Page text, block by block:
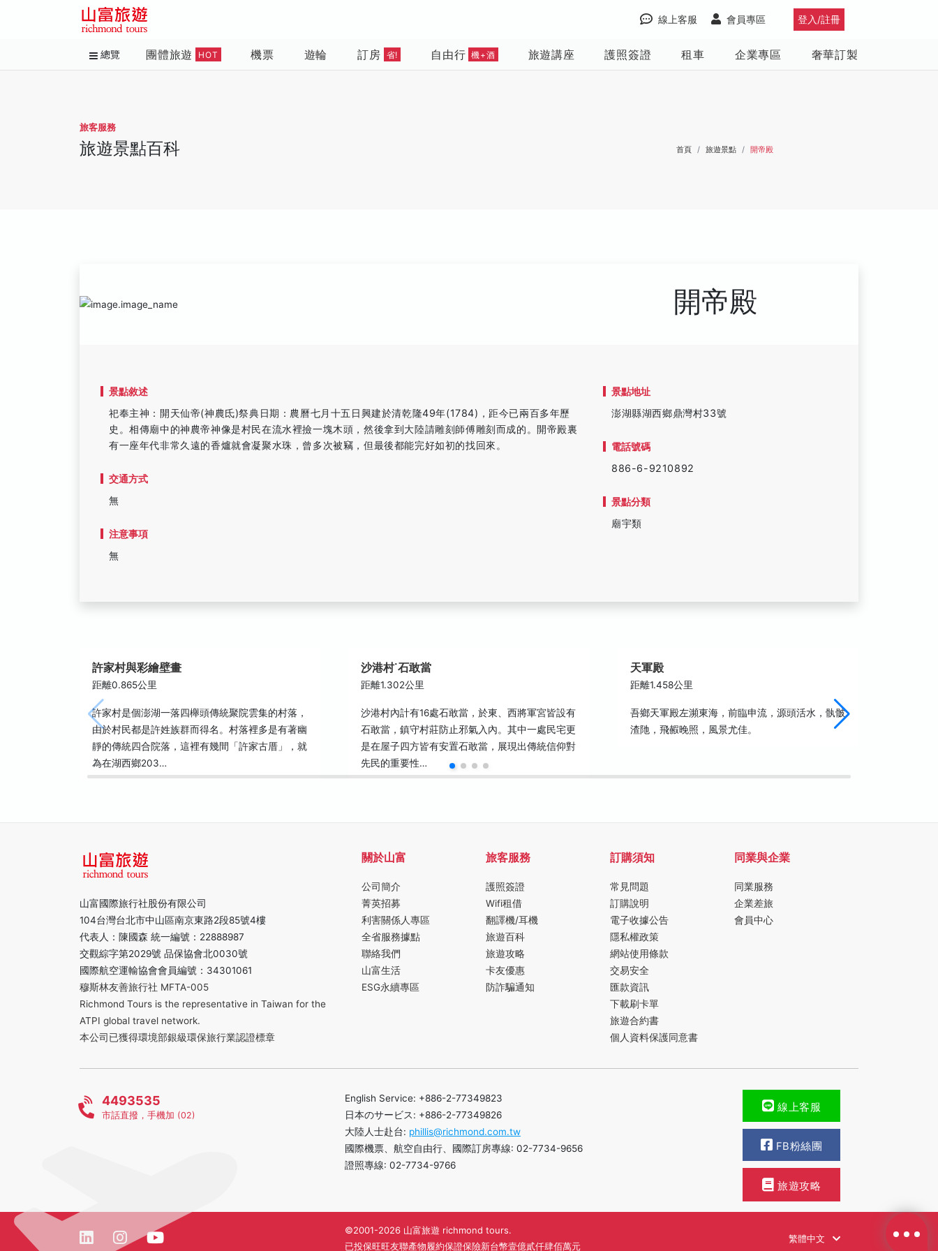
登入/註冊
會員專區
線上客服
總覽 團體旅遊 HOT 機票 遊輪 訂房 省! 自由行 機+酒 旅遊講座 護照簽證 租車 企業專區 奢華訂製
旅客服務
旅遊景點百科 首頁 旅遊景點 開帝殿
開帝殿
景點敘述
祀奉主神：開天仙帝(神農氐)祭典日期：農曆七月十五日興建於清乾隆49年(1784)，距今已兩百多年歷
史。相傳廟中的神農帝神像是村民在流水裡撿一塊木頭，然後拿到大陸請雕刻師傅雕刻而成的。開帝殿裏
有一座年代非常久遠的香爐就會凝聚水珠，曾多次被竊，但最後都能完好如初的找回來。
交通方式
無
注意事項
無
景點地址
澎湖縣湖西鄉鼎灣村33號
電話號碼
886-6-9210892
景點分類
廟宇類
許家村與彩繪壁畫
距離0.865公里
許家村是個澎湖一落四櫸頭傳統聚院雲集的村落，
由於村民都是許姓族群而得名。村落裡多是有著幽
靜的傳統四合院落，這裡有幾間「許家古厝」，就
為在湖西鄉203…
沙港村˙石敢當
距離1.302公里
​沙港村內計有16處石敢當，於東、西將軍宮皆設有
石敢當，鎮守村莊防止邪氣入內。其中一處民宅更
是在屋子四方皆有安置石敢當，展現出傳統信仰對
先民的重要性…
天軍殿
距離1.458公里
吾鄉天軍殿左瀕東海，前臨申流，源頭活水，骫骳
渣阤，飛赮晚照，風景尤佳。
山富國際旅行社股份有限公司
104台灣台北市中山區南京東路2段85號4樓
代表人：陳國森 統一編號：22888987
交觀綜字第2029號 品保協會北0030號
國際航空運輸協會會員編號：34301061
穆斯林友善旅行社 MFTA-005
Richmond Tours is the representative in Taiwan for the
ATPI global travel network.
本公司已獲得環境部銀級環保旅行業認證標章
關於山富
公司簡介
菁英招募
利害關係人專區
全省服務據點
聯絡我們
山富生活
ESG永續專區
旅客服務
護照簽證
Wifi租借
翻譯機/耳機
旅遊百科
旅遊攻略
卡友優惠
防詐騙通知
訂購須知
常見問題
訂購說明
電子收據公告
隱私權政策
網站使用條款
交易安全
匯款資訊
下載刷卡單
旅遊合約書
個人資料保護同意書
同業與企業
同業服務
企業差旅
會員中心
4493535
市話直撥，手機加 (02)
English Service: +886-2-77349823
日本のサービス: +886-2-77349826
大陸人士赴台: phillis@richmond.com.tw
國際機票、航空自由行、國際訂房專線: 02-7734-9656
證照專線: 02-7734-9766
線上客服
FB粉絲團
旅遊攻略
©2001-2026 山富旅遊 richmond tours.
已投保旺旺友聯產物履約保證保險新台幣壹億貳仟肆佰萬元
繁體中文